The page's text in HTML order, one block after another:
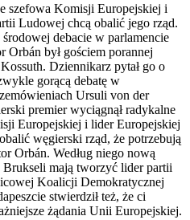
szefowa Komisji Europejskiej i
Ludowej chcą obalić jego rząd.
debacie w parlamencie
Orbán był gościem porannej
Dziennikarz pytał go o
gorącą debatę w
Ursuli von der
premier wyciągnął radykalne
Europejskiej i lider Europejskiej
węgierski rząd, że potrzebują
Orbán. Według niego nową
Brukseli mają tworzyć lider partii
Koalicji Demokratycznej
stwierdził też, że ci
żądania Unii Europejskiej.